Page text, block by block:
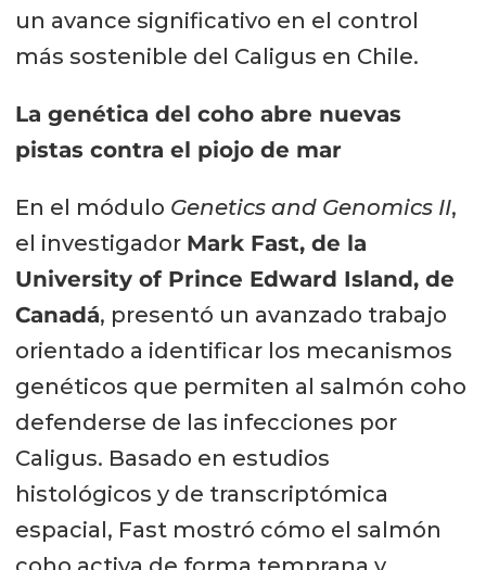
un avance significativo en el control
más sostenible del Caligus en Chile.
La genética del coho abre nuevas
pistas contra el piojo de mar
En el módulo Genetics and Genomics II,
el investigador Mark Fast, de la
University of Prince Edward Island, de
Canadá, presentó un avanzado trabajo
orientado a identificar los mecanismos
genéticos que permiten al salmón coho
defenderse de las infecciones por
Caligus. Basado en estudios
histológicos y de transcriptómica
espacial, Fast mostró cómo el salmón